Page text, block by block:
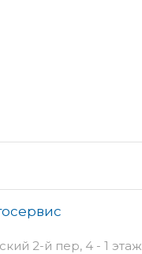
2-й пер, 4 - 1 этаж